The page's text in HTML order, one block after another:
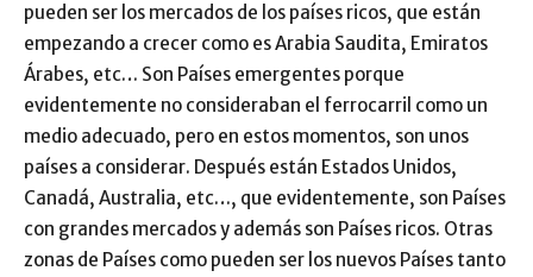
pueden ser los mercados de los países ricos, que están
empezando a crecer como es Arabia Saudita, Emiratos
Árabes, etc… Son Países emergentes porque
evidentemente no consideraban el ferrocarril como un
medio adecuado, pero en estos momentos, son unos
países a considerar. Después están Estados Unidos,
Canadá, Australia, etc…, que evidentemente, son Países
con grandes mercados y además son Países ricos. Otras
zonas de Países como pueden ser los nuevos Países tanto